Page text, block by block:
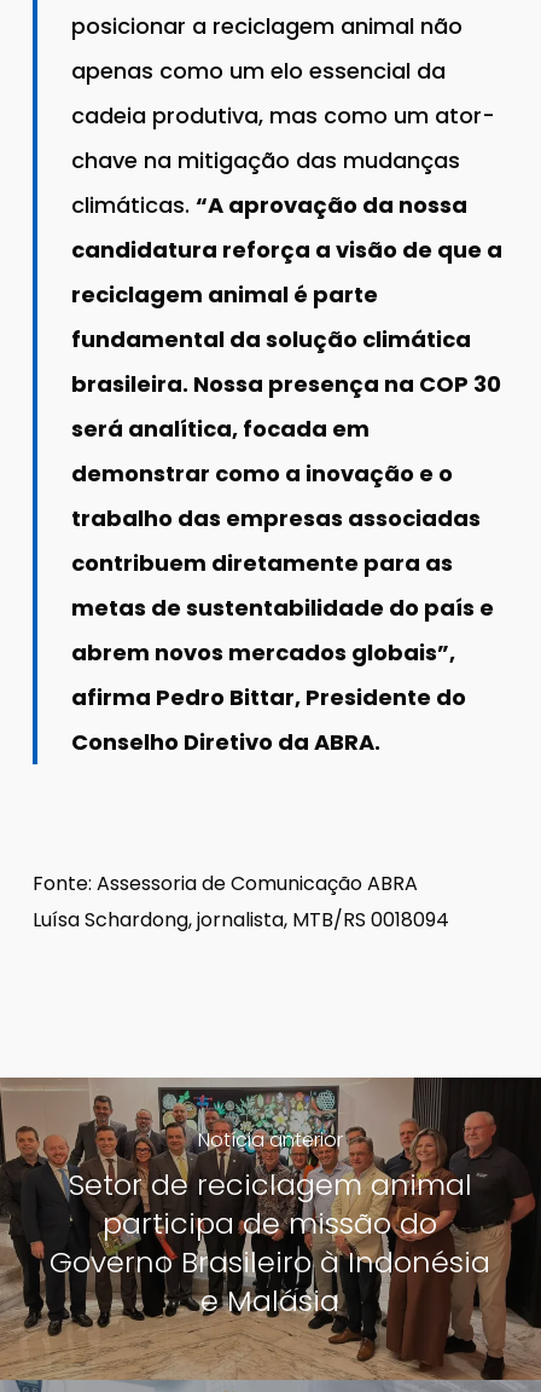
posicionar a reciclagem animal não
apenas como um elo essencial da
cadeia produtiva, mas como um ator-
chave na mitigação das mudanças
climáticas.“A aprovação da nossa
candidatura reforça a visão de que a
reciclagem animal é parte
fundamental da solução climática
brasileira. Nossa presença na COP 30
será analítica, focada em
demonstrar como a inovação e o
trabalho das empresas associadas
contribuem diretamente para as
metas de sustentabilidade do país e
abrem novos mercados globais”,
afirma Pedro Bittar, Presidente do
Conselho Diretivo da ABRA.
Fonte: Assessoria de Comunicação ABRA
Luísa Schardong, jornalista, MTB/RS 0018094
Notícia anterior
Setor de reciclagem animal
participa de missão do
Governo Brasileiro à Indonésia
e Malásia